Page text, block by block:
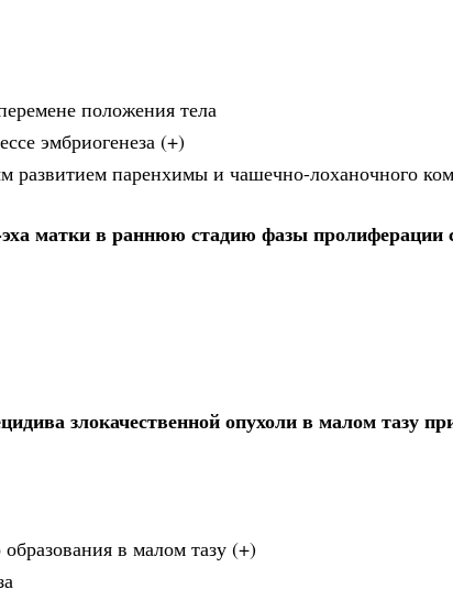
положения тела
эмбриогенеза (+)
развитием паренхимы и чашечно-лоханочного
матки в раннюю стадию фазы пролиферации
злокачественной опухоли в малом тазу
в малом тазу (+)